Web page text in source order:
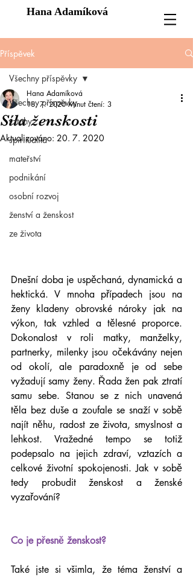
Hana Adamíková
Příspěvek
Všechny příspěvky
vztahy
spiritualita
mateřství
podnikání
osobní rozvoj
ženství a ženskost
ze života
Všechny příspěvky
Síla ženskosti
Hana Adamíková
18. 7. 2020 Minut čtení: 3
Aktualizováno: 20. 7. 2020
Dnešní doba je uspěchaná, dynamická a
hektická. V mnoha případech jsou na
ženy kladeny obrovské nároky jak na
výkon, tak vzhled a tělesné proporce.
Dokonalost v roli matky, manželky,
partnerky, milenky jsou očekávány nejen
od okolí, ale paradoxně je od sebe
vyžadují samy ženy. Řada žen pak ztratí
samu sebe. Stanou se z nich unavená
těla bez duše a zoufale se snaží v sobě
najít něhu, radost ze života, smyslnost a
lehkost. Vražedné tempo se totiž
podepsalo na jejich zdraví, vztazích a
celkové životní spokojenosti. Jak v sobě
tedy probudit ženskost a ženské
vyzařování?
Co je přesně ženskost?
Také jste si všimla, že téma ženství a